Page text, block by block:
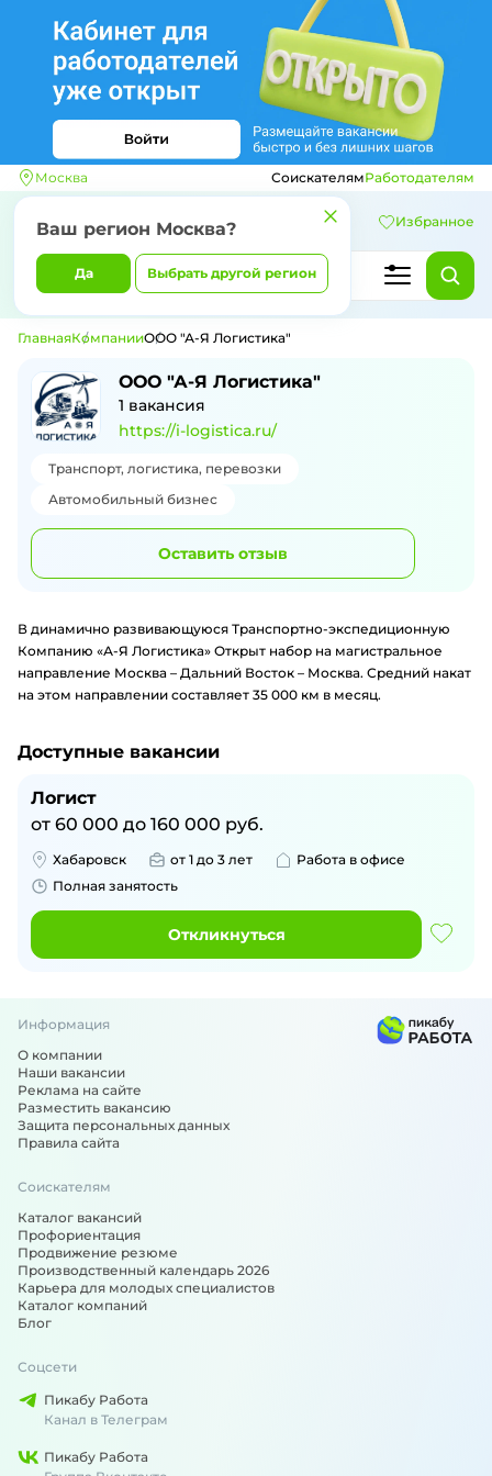
Москва
Ваш регион Москва?
Да Выбрать другой регион
СоискателямРаботодателям
Избранное
ГлавнаяКомпанииООО "А-Я Логистика"
ООО "А-Я Логистика"
1 вакансия
https://i-logistica.ru/
Транспорт, логистика, перевозки
Автомобильный бизнес
Оставить отзыв
В динамично развивающуюся Транспортно-экспедиционную
Компанию «А-Я Логистика» Открыт набор на магистральное
направление Москва – Дальний Восток – Москва. Средний накат
на этом направлении составляет 35 000 км в месяц.
Доступные вакансии
Логист
от 60 000 до 160 000 руб.
Хабаровск от 1 до 3 лет
Работа в офисе
Полная занятость
Откликнуться
Информация
О компании
Наши вакансии
Реклама на сайте
Разместить вакансию
Защита персональных данных
Правила сайта
Соискателям
Каталог вакансий
Профориентация
Продвижение резюме
Производственный календарь 2026
Карьера для молодых специалистов
Каталог компаний
Блог
Соцсети
Пикабу Работа
Канал в Телеграм
Пикабу Работа